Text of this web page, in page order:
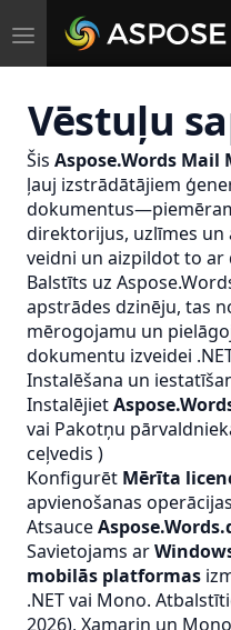
Toggle
navigation
Vēstuļu
Šis Aspose.Words Mail
ļauj izstrādātājiem
direktorijus, uzlīmes
veidni un aizpildot to
Balstīts uz
apstrādes dzinēju, tas
mērogojamu un
dokumentu izveidei
Instalēšana un
Instalējiet
vai Pakotņu
ceļvedis )
Konfigurēt Mērīta
apvienošanas
Atsauce
Savietojams ar
mobilās platformas
.NET vai Mono.
2026), Xamarin un